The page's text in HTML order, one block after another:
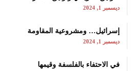
ديسمبر 1, 2024
إسرائيل… ومشروعية المقاومة
ديسمبر 1, 2024
في الاحتفاء بالفلسفة وقيمها